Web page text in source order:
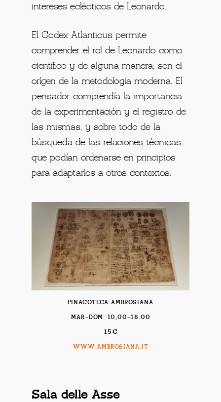
intereses eclécticos de Leonardo.
El Codex Atlanticus permite
comprender el rol de Leonardo como
científico y de alguna manera, son el
orígen de la metodología moderna. El
pensador comprendía la importancia
de la experimentación y el registro de
las mismas, y sobre todo de la
búsqueda de las relaciones técnicas,
que podían ordenarse en principios
para adaptarlos a otros contextos.
PINACOTECA AMBROSIANA
MAR-DOM: 10,00-18.00
15€
WWW.AMBROSIANA.IT
Sala delle Asse